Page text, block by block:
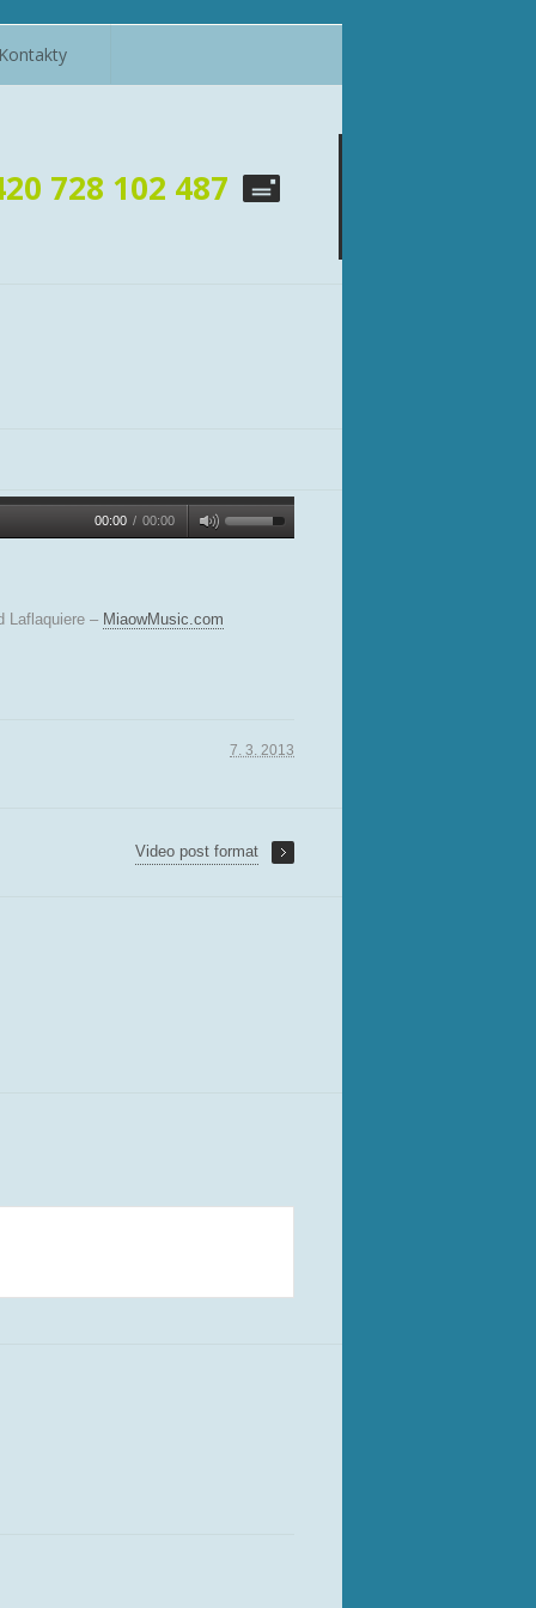
Kontakty
728 102 487
00:00
/
00:00
Laflaquiere – MiaowMusic.com
7. 3. 2013
Video post format